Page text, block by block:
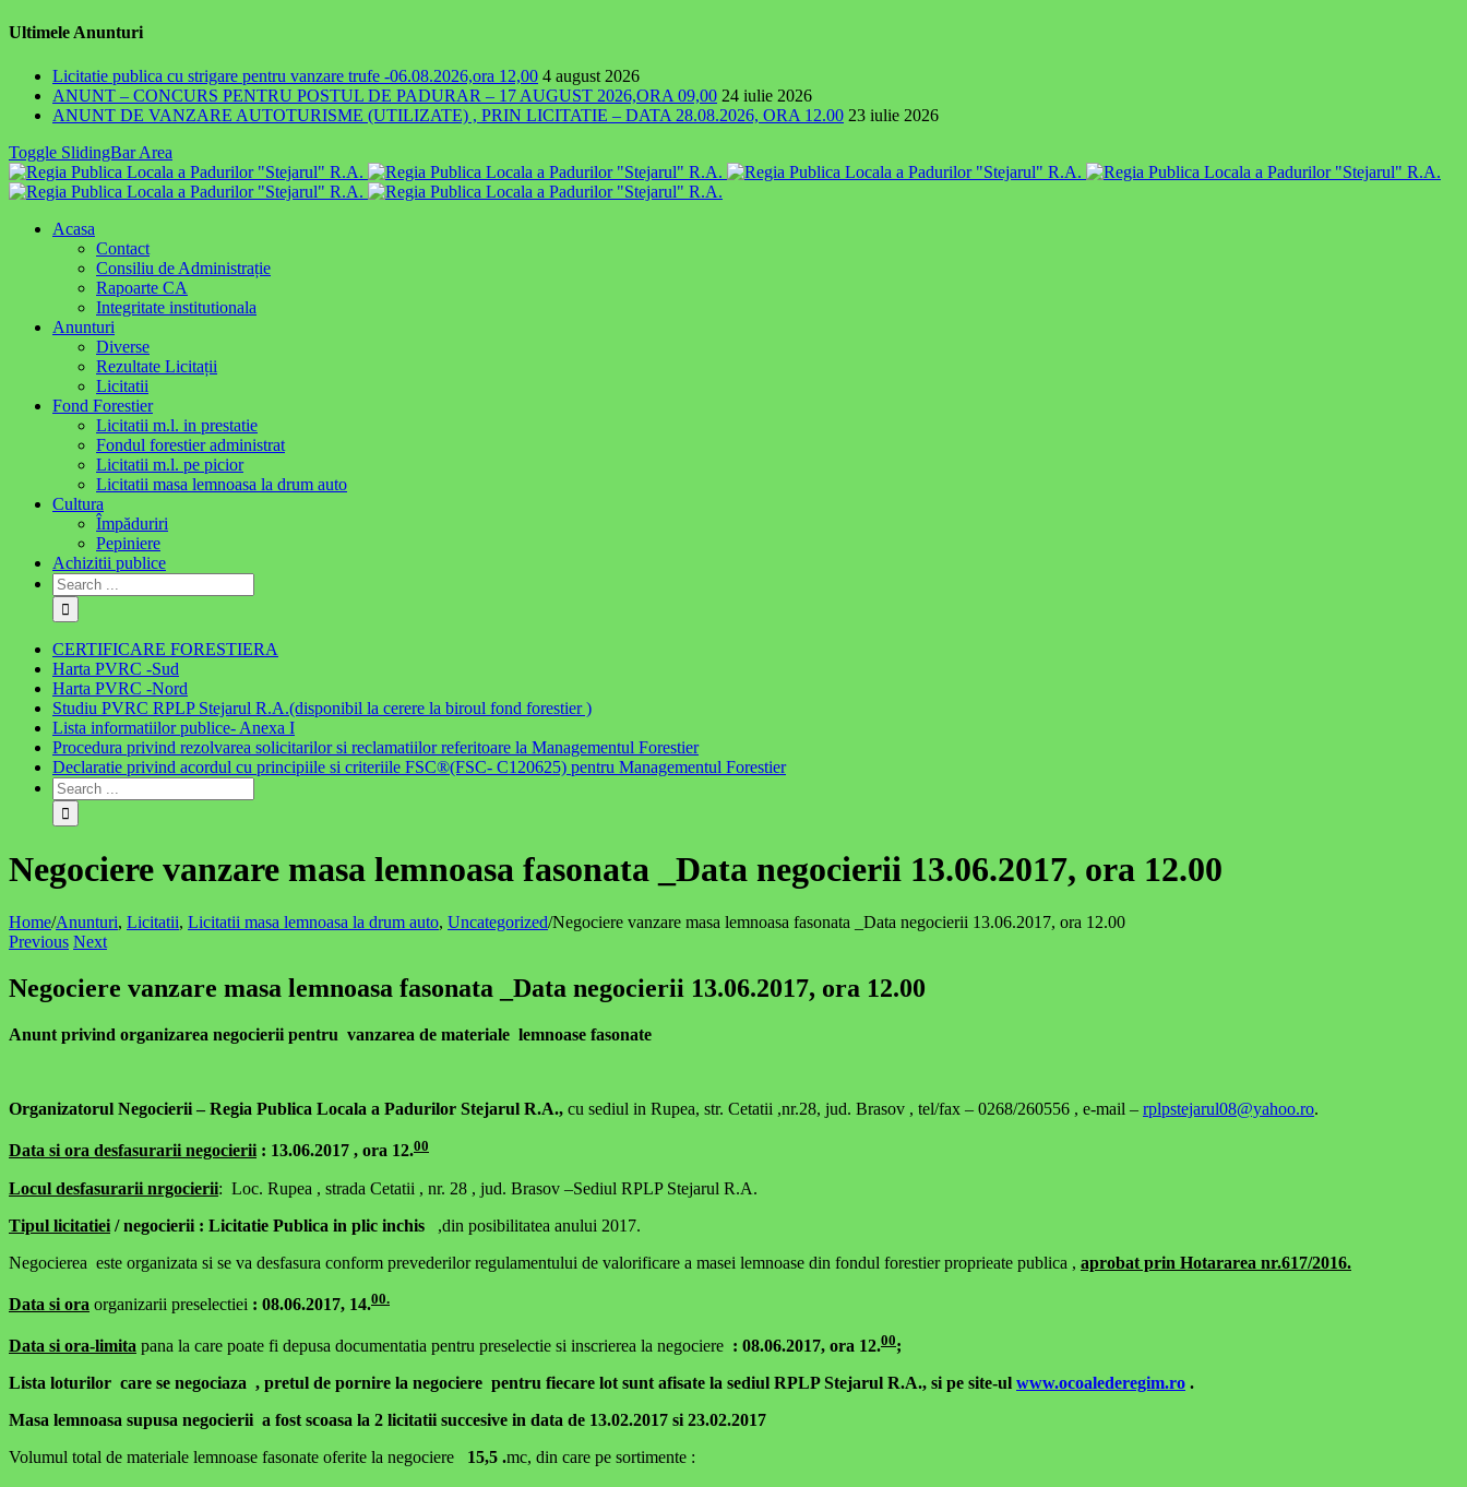
Ultimele Anunturi
Licitatie publica cu strigare pentru vanzare trufe -06.08.2026,ora 12,00 4 august 2026
ANUNT – CONCURS PENTRU POSTUL DE PADURAR – 17 AUGUST 2026,ORA 09,00 24 iulie 2026
ANUNT DE VANZARE AUTOTURISME (UTILIZATE) , PRIN LICITATIE – DATA 28.08.2026, ORA 12.00 23 iulie 2026
Toggle SlidingBar Area
Acasa
Contact
Consiliu de Administrație
Rapoarte CA
Integritate institutionala
Anunturi
Diverse
Rezultate Licitații
Licitatii
Fond Forestier
Licitatii m.l. in prestatie
Fondul forestier administrat
Licitatii m.l. pe picior
Licitatii masa lemnoasa la drum auto
Cultura
Împăduriri
Pepiniere
Achizitii publice
CERTIFICARE FORESTIERA
Harta PVRC -Sud
Harta PVRC -Nord
Studiu PVRC RPLP Stejarul R.A.(disponibil la cerere la biroul fond forestier )
Lista informatiilor publice- Anexa I
Procedura privind rezolvarea solicitarilor si reclamatiilor referitoare la Managementul Forestier
Declaratie privind acordul cu principiile si criteriile FSC®(FSC- C120625) pentru Managementul Forestier
Negociere vanzare masa lemnoasa fasonata _Data negocierii 13.06.2017, ora 12.00
Home/Anunturi, Licitatii, Licitatii masa lemnoasa la drum auto, Uncategorized/Negociere vanzare masa lemnoasa fasonata _Data negocierii 13.06.2017, ora 12.00
Previous Next
Negociere vanzare masa lemnoasa fasonata _Data negocierii 13.06.2017, ora 12.00
Anunt privind organizarea negocierii pentru vanzarea de materiale lemnoase fasonate
Organizatorul Negocierii –Regia Publica Locala a Padurilor Stejarul R.A., cu sediul in Rupea, str. Cetatii ,nr.28, jud. Brasov , tel/fax – 0268/260556 , e-mail – rplpstejarul08@yahoo.ro.
Data si ora desfasurarii negocierii : 13.06.2017 , ora 12.00
Locul desfasurarii nrgocierii: Loc. Rupea , strada Cetatii , nr. 28 , jud. Brasov –Sediul RPLP Stejarul R.A.
Tipul licitatiei / negocierii : Licitatie Publica in plic inchis
,din posibilitatea anului 2017.
Negocierea este organizata si se va desfasura conform prevederilor regulamentului de valorificare a masei lemnoase din fondul forestier proprieate publica , aprobat prin Hotararea nr.617/2016.
Data si ora organizarii preselectiei : 08.06.2017, 14.00.
Data si ora-limita pana la care poate fi depusa documentatia pentru preselectie si inscrierea la negociere : 08.06.2017, ora 12.00;
Lista loturilor care se negociaza , pretul de pornire la negociere pentru fiecare lot sunt afisate la sediul RPLP Stejarul R.A., si pe site-ul www.ocoalederegim.ro .
Masa lemnoasa supusa negocierii a fost scoasa la 2 licitatii succesive in data de 13.02.2017 si 23.02.2017
Volumul total de materiale lemnoase fasonate oferite la negociere 15,5 .mc, din care pe sortimente :